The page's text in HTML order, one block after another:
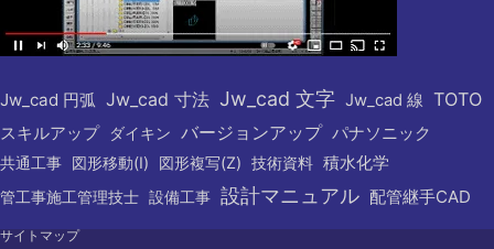
Jw_cad 円弧 Jw_cad 寸法 Jw_cad 文字 Jw_cad 線 TOTO
スキルアップ ダイキン バージョンアップ パナソニック
共通工事 図形移動(I) 図形複写(Z) 技術資料 積水化学
管工事施工管理技士 設備工事 設計マニュアル 配管継手CAD
サイトマップ